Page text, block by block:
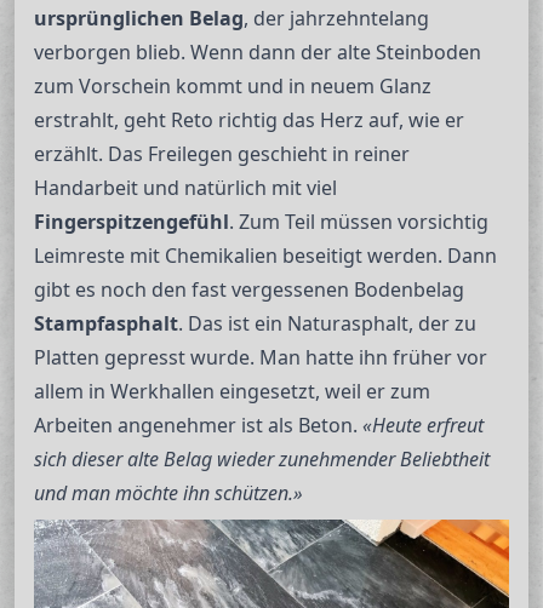
ursprünglichen Belag, der jahrzehntelang
verborgen blieb. Wenn dann der alte Steinboden
zum Vorschein kommt und in neuem Glanz
erstrahlt, geht Reto richtig das Herz auf, wie er
erzählt. Das Freilegen geschieht in reiner
Handarbeit und natürlich mit viel
Fingerspitzengefühl. Zum Teil müssen vorsichtig
Leimreste mit Chemikalien beseitigt werden. Dann
gibt es noch den fast vergessenen Bodenbelag
Stampfasphalt. Das ist ein Naturasphalt, der zu
Platten gepresst wurde. Man hatte ihn früher vor
allem in Werkhallen eingesetzt, weil er zum
Arbeiten angenehmer ist als Beton. «Heute erfreut
sich dieser alte Belag wieder zunehmender Beliebtheit
und man möchte ihn schützen.»